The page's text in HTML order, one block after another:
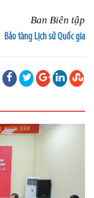
Ban Biên tập
Bảo tàng Lịch sử Quốc gia